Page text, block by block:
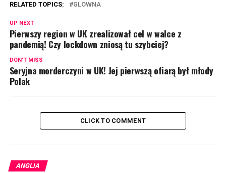
RELATED TOPICS: GLOWNA
UP NEXT
Pierwszy region w UK zrealizował cel w walce z
pandemią! Czy lockdown zniosą tu szybciej?
DON'T MISS
Seryjna morderczyni w UK! Jej pierwszą ofiarą był młody
Polak
CLICK TO COMMENT
ANGLIA